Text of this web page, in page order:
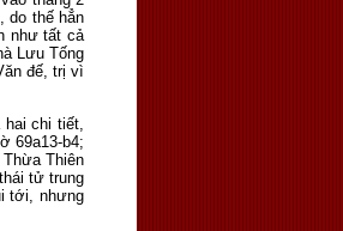
do thế hẳn
như tất cả
Lưu Tống
đế, trị vì
chi tiết,
69a13-b4;
Thiên
tử trung
tới, nhưng